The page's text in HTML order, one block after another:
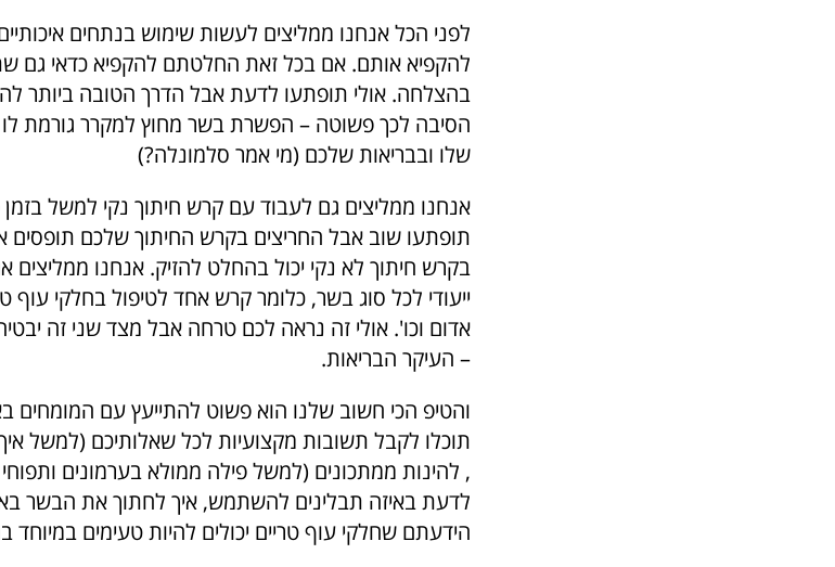
לפני הכל אנחנו ממליצים לעשות שימוש בנתחים
להקפיא אותם. אם בכל זאת החלטתם להקפיא כדאי גם
בהצלחה. אולי תופתעו לדעת אבל הדרך הטובה ביותר
הסיבה לכך פשוטה – הפשרת בשר מחוץ למקרר גורמת לו
שלו ובבריאות שלכם (מי אמר סלמונלה?)
אנחנו ממליצים גם לעבוד עם קרש חיתוך נקי למשל בזמן
תופתעו שוב אבל החריצים בקרש החיתוך שלכם תופסים
בקרש חיתוך לא נקי יכול בהחלט להזיק. אנחנו
ייעודי לכל סוג בשר, כלומר קרש אחד לטיפול בחלקי
אדום וכו'. אולי זה נראה לכם טרחה אבל מצד שני זה
– העיקר הבריאות.
והטיפ הכי חשוב שלנו הוא פשוט להתייעץ עם המומחים
תוכלו לקבל תשובות מקצועיות לכל שאלותיכם (למשל
, להינות ממתכונים (למשל פילה ממולא בערמונים ותפוחי
לדעת באיזה תבלינים להשתמש, איך לחתוך את הבשר
הידעתם שחלקי עוף טריים יכולים להיות טעימים במיוחד